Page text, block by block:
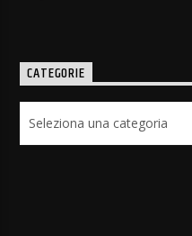
CATEGORIE